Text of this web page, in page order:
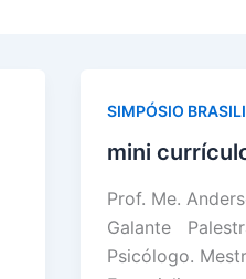
SIMPÓSIO
mini
Prof. Me.
Galante
Psicólogo.